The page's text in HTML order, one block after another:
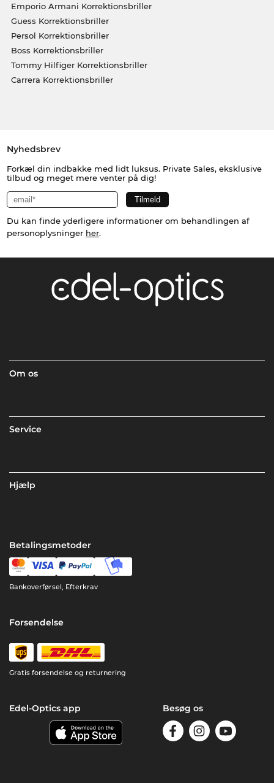
Emporio Armani Korrektionsbriller
Guess Korrektionsbriller
Persol Korrektionsbriller
Boss Korrektionsbriller
Tommy Hilfiger Korrektionsbriller
Carrera Korrektionsbriller
Nyhedsbrev
Forkæl din indbakke med lidt luksus. Private Sales, eksklusive
tilbud og meget mere venter på dig!
Du kan finde yderligere informationer om behandlingen af
personoplysninger her.
Om os
Service
Hjælp
Betalingsmetoder
Bankoverførsel, Efterkrav
Forsendelse
Gratis forsendelse og returnering
Edel-Optics app Besøg os